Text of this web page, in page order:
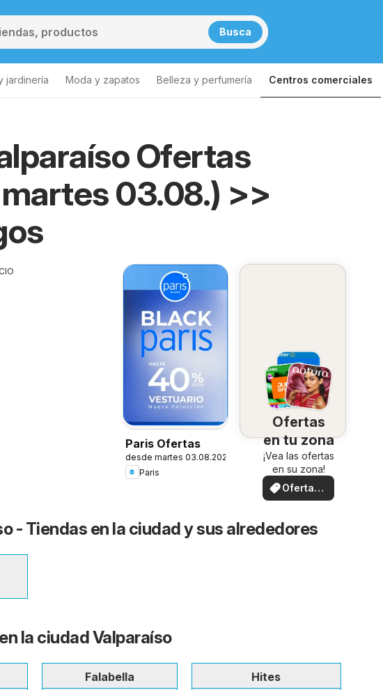
Busca
jardinería Moda y zapatos Belleza y perfumería Centros comerciales
Ofertas
03.08.) >>
Paris Ofertas
desde martes 03.08.2026
Paris
Ofertas
en tu zona
¡Vea las ofertas
en su zona!
Ofertas
locales
- Tiendas en la ciudad y sus alrededores
la ciudad Valparaíso
Falabella
Hites